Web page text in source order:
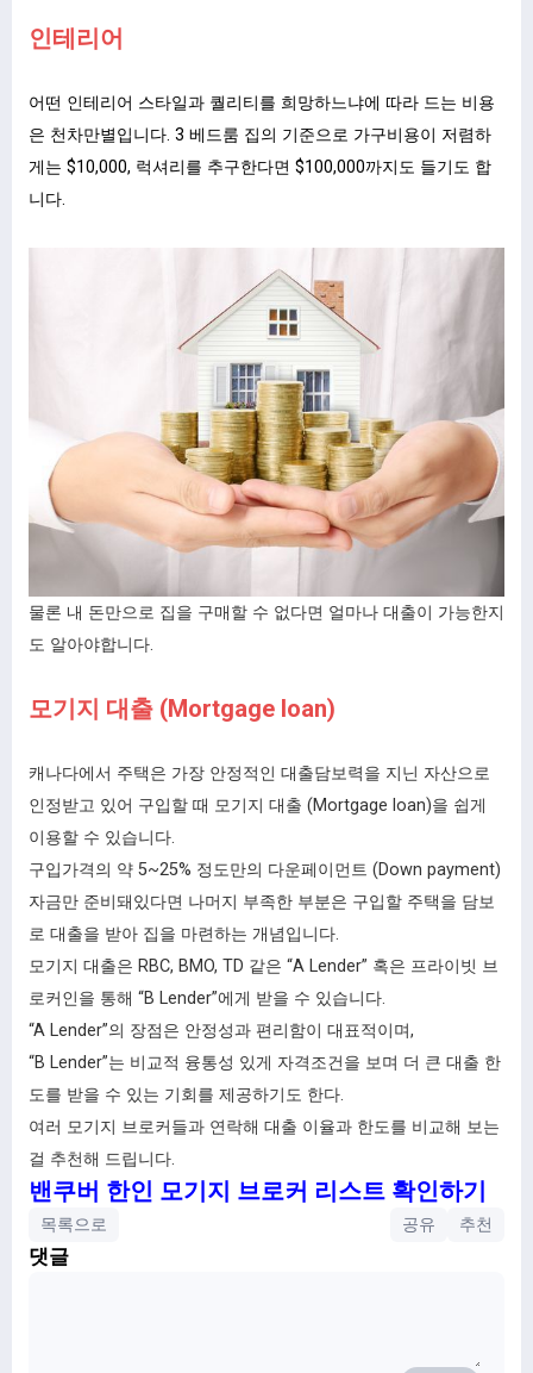
인테리어
어떤 인테리어 스타일과 퀄리티를 희망하느냐에 따라 드는 비용
은 천차만별입니다. 3 베드룸 집의 기준으로 가구비용이 저렴하
게는 $10,000, 럭셔리를 추구한다면 $100,000까지도 들기도 합
니다.
물론 내 돈만으로 집을 구매할 수 없다면 얼마나 대출이 가능한지
도 알아야합니다.
모기지 대출 (Mortgage loan)
캐나다에서 주택은 가장 안정적인 대출담보력을 지닌 자산으로
인정받고 있어 구입할 때 모기지 대출 (Mortgage loan)을 쉽게
이용할 수 있습니다.
구입가격의 약 5~25% 정도만의 다운페이먼트 (Down payment)
자금만 준비돼있다면 나머지 부족한 부분은 구입할 주택을 담보
로 대출을 받아 집을 마련하는 개념입니다.
모기지 대출은 RBC, BMO, TD 같은 “A Lender” 혹은 프라이빗 브
로커인을 통해 “B Lender”에게 받을 수 있습니다.
“A Lender”의 장점은 안정성과 편리함이 대표적이며,
“B Lender”는 비교적 융통성 있게 자격조건을 보며 더 큰 대출 한
도를 받을 수 있는 기회를 제공하기도 한다.
여러 모기지 브로커들과 연락해 대출 이율과 한도를 비교해 보는
걸 추천해 드립니다.
밴쿠버 한인 모기지 브로커 리스트 확인하기
목록으로 공유 추천
댓글